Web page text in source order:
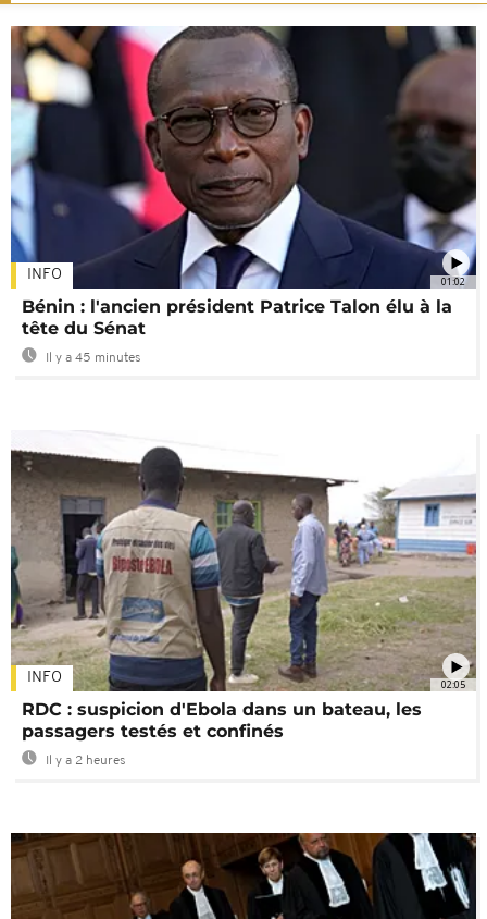
01:02
INFO
Bénin : l'ancien président Patrice Talon élu à la
tête du Sénat
Il y a 45 minutes
02:05
INFO
RDC : suspicion d'Ebola dans un bateau, les
passagers testés et confinés
Il y a 2 heures